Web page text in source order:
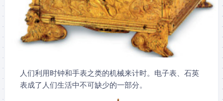
人们利用时钟和手表之类的机械来计时。电子表、石英
表成了人们生活中不可缺少的一部分。